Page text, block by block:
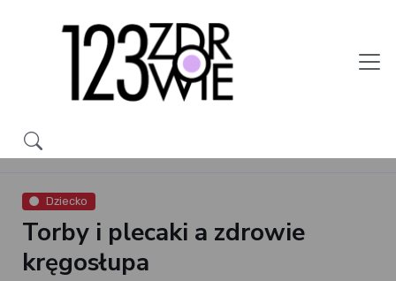
Dziecko
Torby i plecaki a zdrowie
kręgosłupa